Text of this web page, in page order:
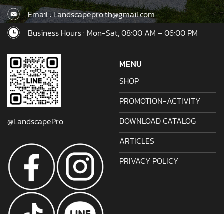
Email : Landscapepro.th@gmail.com
Business Hours : Mon-Sat, 08:00 AM – 06:00 PM
@LandscapePro
MENU
SHOP
PROMOTION-ACTIVITY
DOWNLOAD CATALOG
ARTICLES
PRIVACY POLICY